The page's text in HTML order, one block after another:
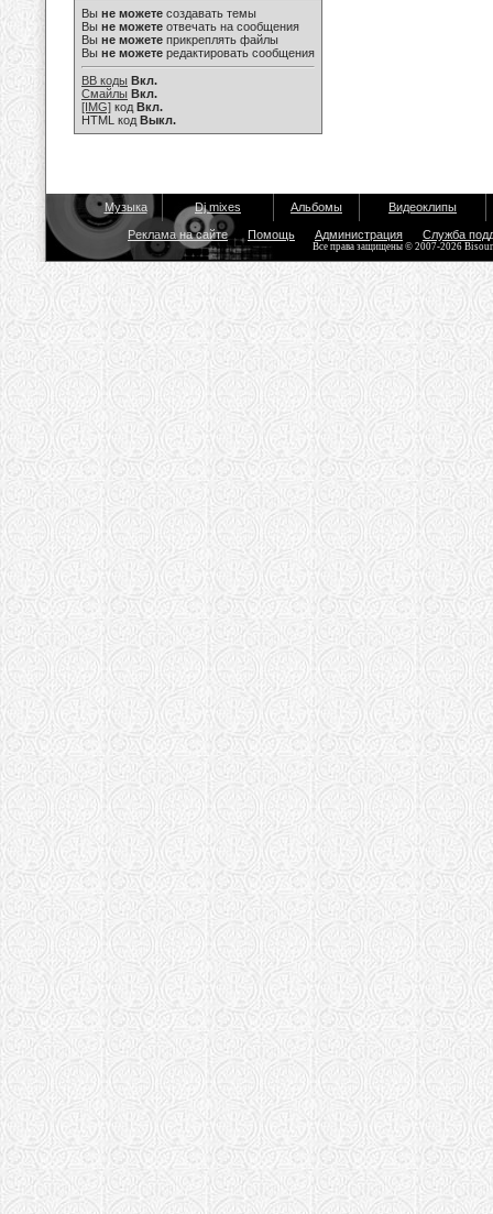
Вы не можете создавать темы
Вы не можете отвечать на сообщения
Вы не можете прикреплять файлы
Вы не можете редактировать сообщения
BB коды Вкл.
Смайлы Вкл.
[IMG] код Вкл.
HTML код Выкл.
Музыка Dj mixes Альбомы Видеоклипы
Реклама на сайте Помощь Администрация Служба
Все права защищены © 2007-2026